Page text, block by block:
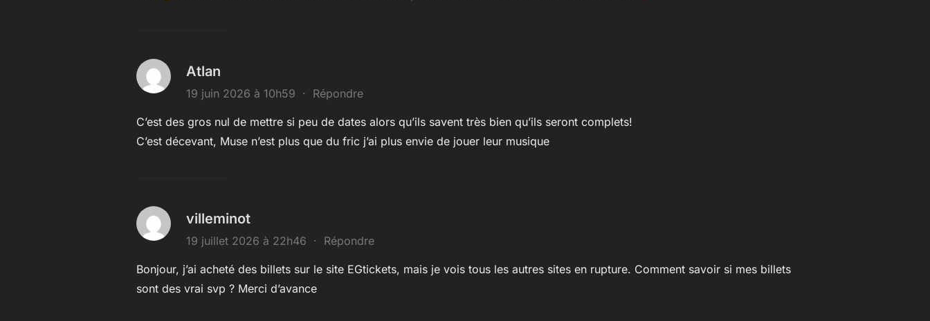
Atlan
19 juin 2026 à 10h59 · Répondre
C’est des gros nul de mettre si peu de dates alors qu’ils savent très bien qu’ils seront complets!
C’est décevant, Muse n’est plus que du fric j’ai plus envie de jouer leur musique
villeminot
19 juillet 2026 à 22h46 · Répondre
Bonjour, j’ai acheté des billets sur le site EGtickets, mais je vois tous les autres sites en rupture. Comment savoir si mes billets
sont des vrai svp ? Merci d’avance